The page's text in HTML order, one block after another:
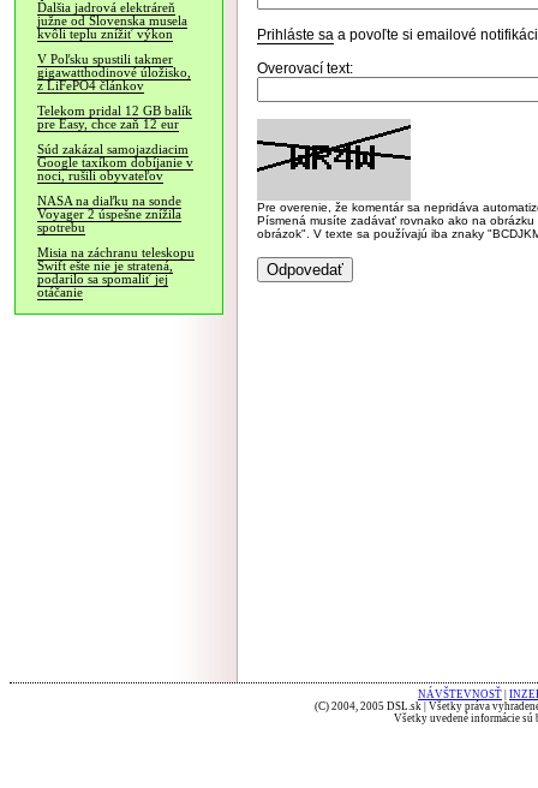
Ďalšia jadrová elektráreň
južne od Slovenska musela
kvôli teplu znížiť výkon
V Poľsku spustili takmer
gigawatthodinové úložisko,
z LiFePO4 článkov
Telekom pridal 12 GB balík
pre Easy, chce zaň 12 eur
Súd zakázal samojazdiacim
Google taxíkom dobíjanie v
noci, rušili obyvateľov
NASA na diaľku na sonde
Voyager 2 úspešne znížila
spotrebu
Misia na záchranu teleskopu
Swift ešte nie je stratená,
podarilo sa spomaliť jej
otáčanie
Prihláste sa a povoľte si emailové
Overovací text:
Pre overenie, že komentár sa nepridáva
Písmená musíte zadávať rovnako ako na
obrázok". V texte sa používajú iba znaky
NÁVŠTEVNOSŤ
(C) 2004, 2005 DSL.sk | Všetky práva
Všetky uvedené informácie sú